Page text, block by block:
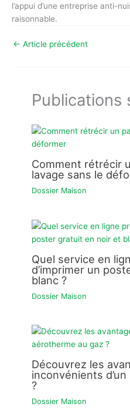
l’appui d’une entreprise anti-
raisonnable.
← Article précédent
Publications
Comment rétrécir
lavage sans le
Dossier Maison
Quel service en
d’imprimer un
blanc ?
Dossier Maison
Découvrez les
inconvénients
?
Dossier Maison